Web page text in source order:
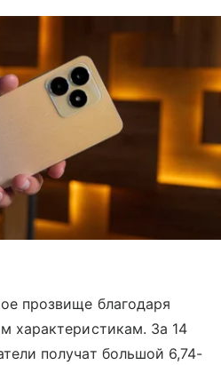
прозвище благодаря
характеристикам. За 14
получат большой 6,74-